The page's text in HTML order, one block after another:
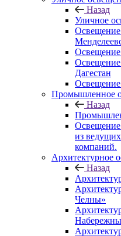
Назад
Уличное
Освещение
Освещение
Освещение
Дагестан
Промышленное
Назад
Освещение
из
компаний.
Архитектурное
Назад
Челны»